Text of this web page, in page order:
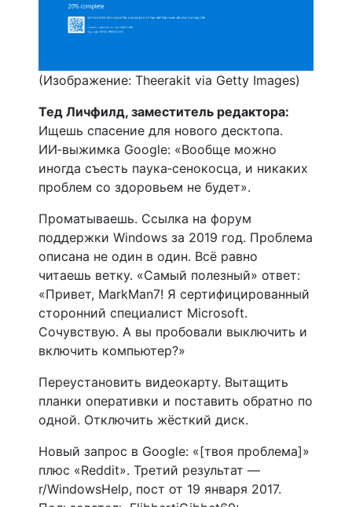
(Изображение: Theerakit via Getty Images)
Тед Личфилд, заместитель редактора:
Ищешь спасение для нового десктопа.
ИИ‑выжимка Google: «Вообще можно
иногда съесть паука‑сенокосца, и никаких
проблем со здоровьем не будет».
Проматываешь. Ссылка на форум
поддержки Windows за 2019 год. Проблема
описана не один в один. Всё равно
читаешь ветку. «Самый полезный» ответ:
«Привет, MarkMan7! Я сертифицированный
сторонний специалист Microsoft.
Сочувствую. А вы пробовали выключить и
включить компьютер?»
Переустановить видеокарту. Вытащить
планки оперативки и поставить обратно по
одной. Отключить жёсткий диск.
Новый запрос в Google: «[твоя проблема]»
плюс «Reddit». Третий результат —
r/WindowsHelp, пост от 19 января 2017.